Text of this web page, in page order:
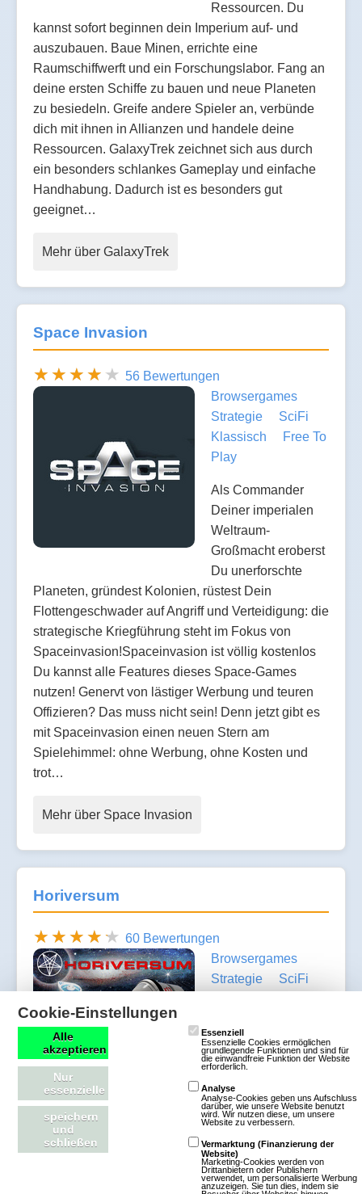
Ressourcen. Du
kannst sofort beginnen dein Imperium auf- und
auszubauen. Baue Minen, errichte eine
Raumschiffwerft und ein Forschungslabor. Fang an
deine ersten Schiffe zu bauen und neue Planeten
zu besiedeln. Greife andere Spieler an, verbünde
dich mit ihnen in Allianzen und handele deine
Ressourcen. GalaxyTrek zeichnet sich aus durch
ein besonders schlankes Gameplay und einfache
Handhabung. Dadurch ist es besonders gut
geeignet…
Mehr über GalaxyTrek
Space Invasion
56 Bewertungen
Browsergames
Strategie
SciFi
Klassisch
Free To
Play
Als Commander
Deiner imperialen
Weltraum-
Großmacht eroberst
Du unerforschte
Planeten, gründest Kolonien, rüstest Dein
Flottengeschwader auf Angriff und Verteidigung: die
strategische Kriegführung steht im Fokus von
Spaceinvasion!Spaceinvasion ist völlig kostenlos
Du kannst alle Features dieses Space-Games
nutzen! Genervt von lästiger Werbung und teuren
Offizieren? Das muss nicht sein! Denn jetzt gibt es
mit Spaceinvasion einen neuen Stern am
Spielehimmel: ohne Werbung, ohne Kosten und
trot…
Mehr über Space Invasion
Horiversum
60 Bewertungen
Browsergames
Strategie
SciFi
Das Horiversum
besteht aus: 6
Galaxien mit jeweils
unterschiedlichen
Sternhaufen 17 verschiedenen Planetentypen mehr
als 10.000 Planeten mit jeweils verschiedenen
Cookie-Einstellungen
Alle
akzeptieren
Nur
essenzielle
speichern
und
schließen
Essenziell
Essenzielle Cookies ermöglichen
grundlegende Funktionen und sind für
die einwandfreie Funktion der Website
erforderlich.
Analyse
Analyse-Cookies geben uns Aufschluss
darüber, wie unsere Website benutzt
wird. Wir nutzen diese, um unsere
Website zu verbessern.
Vermarktung (Finanzierung der
Website)
Marketing-Cookies werden von
Drittanbietern oder Publishern
verwendet, um personalisierte Werbung
anzuzeigen. Sie tun dies, indem sie